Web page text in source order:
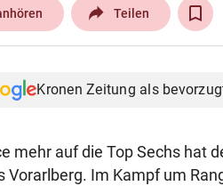
Teilen
Kronen Zeitung als
mehr auf die Top Sechs hat
Vorarlberg. Im Kampf um